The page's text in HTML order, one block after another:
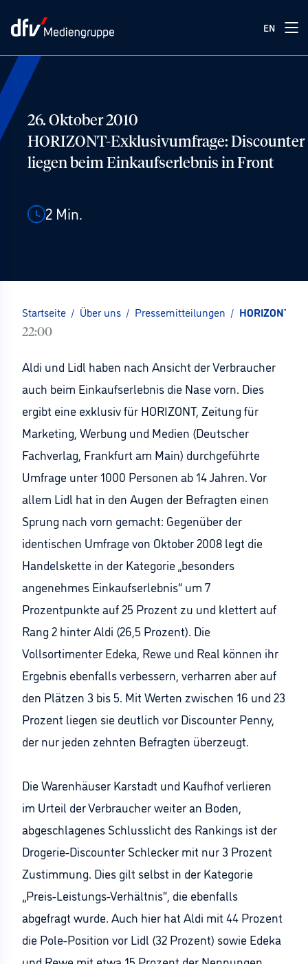
EN
26. Oktober 2010
HORIZONT-Exklusivumfrage: Discounter
liegen beim Einkaufserlebnis in Front
2 Min.
Startseite / Über uns / Pressemitteilungen / HORIZONT-
22:00
Aldi und Lidl haben nach Ansicht der Verbraucher
auch beim Einkaufserlebnis die Nase vorn. Dies
ergibt eine exklusiv für HORIZONT, Zeitung für
Marketing, Werbung und Medien (Deutscher
Fachverlag, Frankfurt am Main) durchgeführte
Umfrage unter 1000 Personen ab 14 Jahren. Vor
allem Lidl hat in den Augen der Befragten einen
Sprung nach vorn gemacht: Gegenüber der
identischen Umfrage von Oktober 2008 legt die
Handelskette in der Kategorie „besonders
angenehmes Einkaufserlebnis“ um 7
Prozentpunkte auf 25 Prozent zu und klettert auf
Rang 2 hinter Aldi (26,5 Prozent). Die
Vollsortimenter Edeka, Rewe und Real können ihr
Ergebnis ebenfalls verbessern, verharren aber auf
den Plätzen 3 bis 5. Mit Werten zwischen 16 und 23
Prozent liegen sie deutlich vor Discounter Penny,
der nur jeden zehnten Befragten überzeugt.
Die Warenhäuser Karstadt und Kaufhof verlieren
im Urteil der Verbraucher weiter an Boden,
abgeschlagenes Schlusslicht des Rankings ist der
Drogerie-Discounter Schlecker mit nur 3 Prozent
Zustimmung. Dies gilt selbst in der Kategorie
„Preis-Leistungs-Verhältnis“, die ebenfalls
abgefragt wurde. Auch hier hat Aldi mit 44 Prozent
die Pole-Position vor Lidl (32 Prozent) sowie Edeka